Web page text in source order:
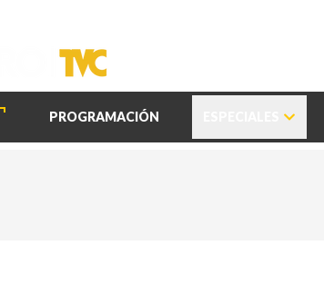
PROGRAMACIÓN